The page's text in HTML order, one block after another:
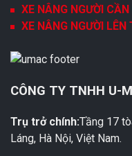
XE NÂNG NGƯỜI
XE NÂNG NGƯỜI LÊN
CÔNG TY TNHH U-
Trụ trở chính:Tầng 17
Láng, Hà Nội, Việt Nam.